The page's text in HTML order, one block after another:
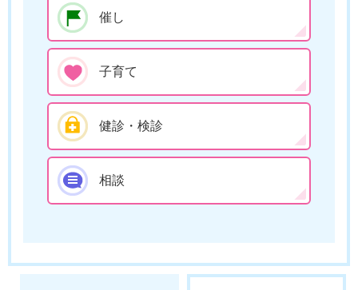
催し
子育て
健診・検診
相談